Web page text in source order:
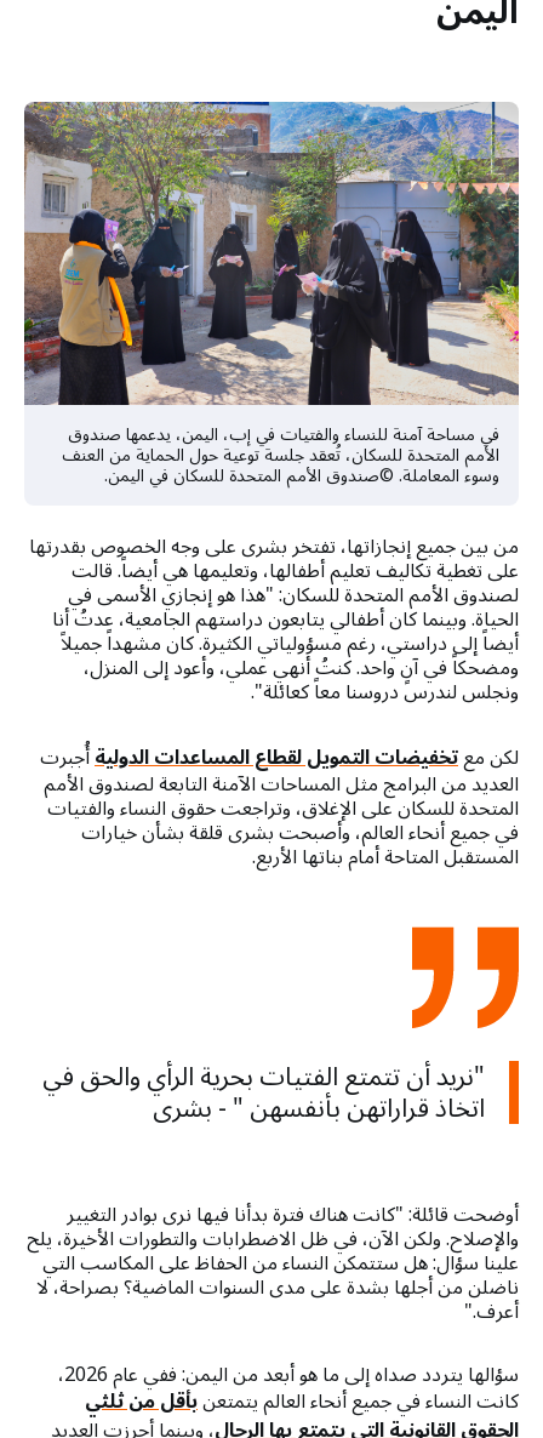
في مساحة آمنة للنساء والفتيات في إب، اليمن، يدعمها صندوق
الأمم المتحدة للسكان، تُعقد جلسة توعية حول الحماية من العنف
وسوء المعاملة. ©صندوق الأمم المتحدة للسكان في اليمن.
من بين جميع إنجازاتها، تفتخر بشرى على وجه الخصوص بقدرتها
على تغطية تكاليف تعليم أطفالها، وتعليمها هي أيضاً. قالت
لصندوق الأمم المتحدة للسكان: "هذا هو إنجازي الأسمى في
الحياة. وبينما كان أطفالي يتابعون دراستهم الجامعية، عدتُ أنا
أيضاً إلى دراستي، رغم مسؤولياتي الكثيرة. كان مشهداً جميلاً
ومضحكاً في آنٍ واحد. كنتُ أنهي عملي، وأعود إلى المنزل،
ونجلس لندرس دروسنا معاً كعائلة".
لكن معتخفيضات التمويل لقطاع المساعدات الدوليةأُجبرت
العديد من البرامج مثل المساحات الآمنة التابعة لصندوق الأمم
المتحدة للسكان على الإغلاق، وتراجعت حقوق النساء والفتيات
في جميع أنحاء العالم، وأصبحت بشرى قلقة بشأن خيارات
المستقبل المتاحة أمام بناتها الأربع.
"نريد أن تتمتع الفتيات بحرية الرأي والحق في
اتخاذ قراراتهن بأنفسهن " - بشرى
أوضحت قائلة: "كانت هناك فترة بدأنا فيها نرى بوادر التغيير
والإصلاح. ولكن الآن، في ظل الاضطرابات والتطورات الأخيرة، يلح
علينا سؤال: هل ستتمكن النساء من الحفاظ على المكاسب التي
ناضلن من أجلها بشدة على مدى السنوات الماضية؟ بصراحة، لا
أعرف."
سؤالها يتردد صداه إلى ما هو أبعد من اليمن: ففي عام 2026،
كانت النساء في جميع أنحاء العالم يتمتعنبأقل من ثلثي